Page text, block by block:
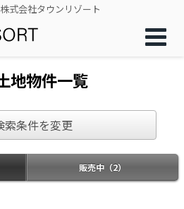
式会社タウンリゾート
地物件一覧
索条件を変更
販売中（2）